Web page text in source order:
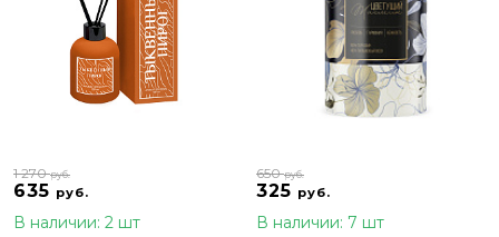
635 руб.
1 270руб.
В наличии: 2 шт
325 руб.
650руб.
В наличии: 7 шт